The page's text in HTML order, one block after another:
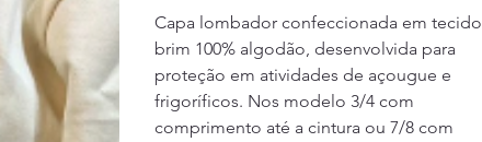
Capa lombador confeccionada em tecido
brim 100% algodão, desenvolvida para
proteção em atividades de açougue e
frigoríficos. Nos modelo 3/4 com
comprimento até a cintura ou 7/8 com